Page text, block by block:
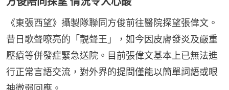
《東張西望》攝製隊聯同方俊前往醫院探望張偉文。
昔日歌聲嘹亮的「靚聲王」，如今因皮膚發炎及嚴重
壓瘡等併發症緊急送院。目前張偉文基本上已無法進
行正常言語交流，對外界的提問僅能以簡單詞語或眼